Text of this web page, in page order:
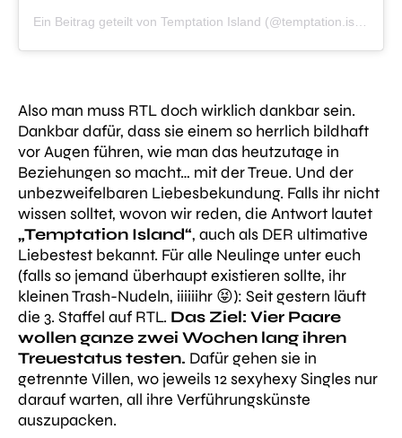
Also man muss RTL doch wirklich dankbar sein.
Dankbar dafür, dass sie einem so herrlich bildhaft
vor Augen führen, wie man das heutzutage in
Beziehungen so macht… mit der Treue. Und der
unbezweifelbaren Liebesbekundung. Falls ihr nicht
wissen solltet, wovon wir reden, die Antwort lautet
„Temptation Island“, auch als DER ultimative
Liebestest bekannt. Für alle Neulinge unter euch
(falls so jemand überhaupt existieren sollte, ihr
kleinen Trash-Nudeln, iiiiiihr 😝): Seit gestern läuft
die 3. Staffel auf RTL. Das Ziel: Vier Paare
wollen ganze zwei Wochen lang ihren
Treuestatus testen. Dafür gehen sie in
getrennte Villen, wo jeweils 12 sexyhexy Singles nur
darauf warten, all ihre Verführungskünste
auszupacken.